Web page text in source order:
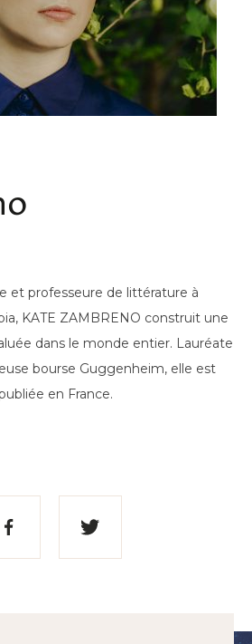
et professeure de littérature à
KATE ZAMBRENO construit une
dans le monde entier. Lauréate
bourse Guggenheim, elle est
en France.